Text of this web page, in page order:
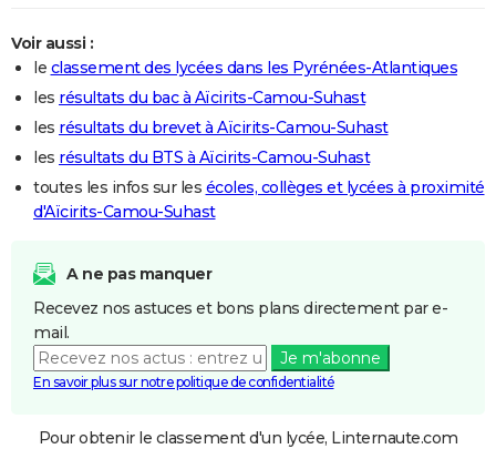
Voir aussi :
le classement des lycées dans les Pyrénées-Atlantiques
les résultats du bac à Aïcirits-Camou-Suhast
les résultats du brevet à Aïcirits-Camou-Suhast
les résultats du BTS à Aïcirits-Camou-Suhast
toutes les infos sur les écoles, collèges et lycées à proximité
d'Aïcirits-Camou-Suhast
A ne pas manquer
Recevez nos astuces et bons plans directement par e-
mail.
Je m'abonne
En savoir plus sur notre politique de confidentialité
Pour obtenir le classement d'un lycée, Linternaute.com